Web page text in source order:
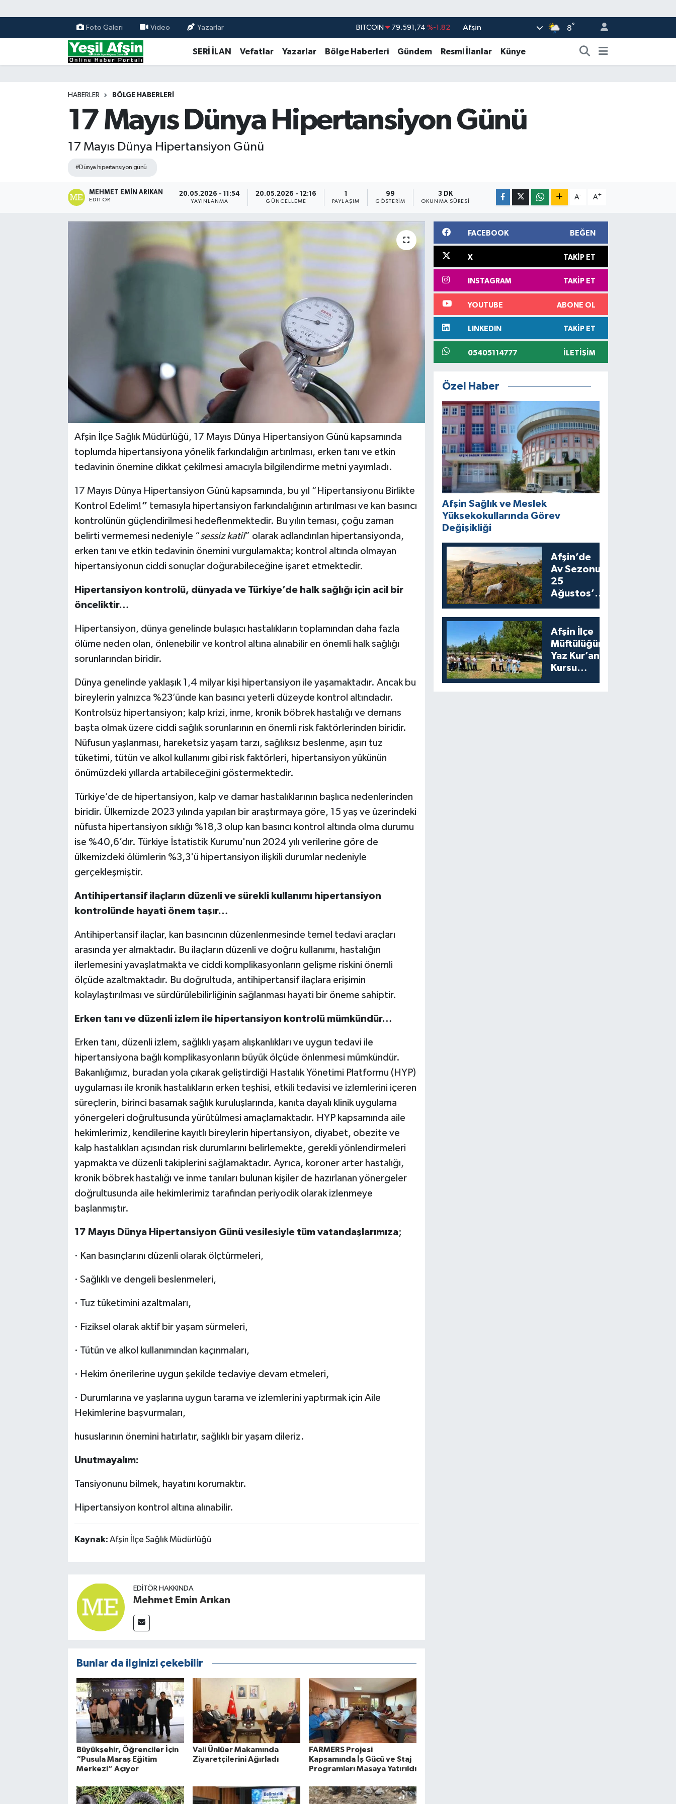
Foto Galeri Video Yazarlar DOLAR 45,43620 %0.02
STERLİN 61,60380 %0.18
BITCOIN 79.591,74 %-1.82
Afşin 8°
SERİ İLAN Vefatlar Yazarlar Bölge Haberleri Gündem Resmi İlanlar Künye
HABERLER BÖLGE HABERLERI
17 Mayıs Dünya Hipertansiyon Günü
17 Mayıs Dünya Hipertansiyon Günü
#Dünya hipertansiyon günü
MEHMET EMIN ARIKAN
EDITÖR
20.05.2026 - 11:54
YAYINLANMA
20.05.2026 - 12:16
GÜNCELLEME
1
PAYLAŞIM
99
GÖSTERIM
3 DK
OKUNMA SÜRESI
A- A+
Afşin İlçe Sağlık Müdürlüğü, 17 Mayıs Dünya Hipertansiyon Günü kapsamında
toplumda hipertansiyona yönelik farkındalığın artırılması, erken tanı ve etkin
tedavinin önemine dikkat çekilmesi amacıyla bilgilendirme metni yayımladı.
17 Mayıs Dünya Hipertansiyon Günü kapsamında, bu yıl “Hipertansiyonu Birlikte
Kontrol Edelim!” temasıyla hipertansiyon farkındalığının artırılması ve kan basıncı
kontrolünün güçlendirilmesi hedeflenmektedir. Bu yılın teması, çoğu zaman
belirti vermemesi nedeniyle “sessiz katil” olarak adlandırılan hipertansiyonda,
erken tanı ve etkin tedavinin önemini vurgulamakta; kontrol altında olmayan
hipertansiyonun ciddi sonuçlar doğurabileceğine işaret etmektedir.
Hipertansiyon kontrolü, dünyada ve Türkiye’de halk sağlığı için acil bir
önceliktir…
Hipertansiyon, dünya genelinde bulaşıcı hastalıkların toplamından daha fazla
ölüme neden olan, önlenebilir ve kontrol altına alınabilir en önemli halk sağlığı
sorunlarından biridir.
Dünya genelinde yaklaşık 1,4 milyar kişi hipertansiyon ile yaşamaktadır. Ancak bu
bireylerin yalnızca %23’ünde kan basıncı yeterli düzeyde kontrol altındadır.
Kontrolsüz hipertansiyon; kalp krizi, inme, kronik böbrek hastalığı ve demans
başta olmak üzere ciddi sağlık sorunlarının en önemli risk faktörlerinden biridir.
Nüfusun yaşlanması, hareketsiz yaşam tarzı, sağlıksız beslenme, aşırı tuz
tüketimi, tütün ve alkol kullanımı gibi risk faktörleri, hipertansiyon yükünün
önümüzdeki yıllarda artabileceğini göstermektedir.
Türkiye’de de hipertansiyon, kalp ve damar hastalıklarının başlıca nedenlerinden
biridir. Ülkemizde 2023 yılında yapılan bir araştırmaya göre, 15 yaş ve üzerindeki
nüfusta hipertansiyon sıklığı %18,3 olup kan basıncı kontrol altında olma durumu
ise %40,6’dır. Türkiye İstatistik Kurumu'nun 2024 yılı verilerine göre de
ülkemizdeki ölümlerin %3,3'ü hipertansiyon ilişkili durumlar nedeniyle
gerçekleşmiştir.
Antihipertansif ilaçların düzenli ve sürekli kullanımı hipertansiyon
kontrolünde hayati önem taşır…
Antihipertansif ilaçlar, kan basıncının düzenlenmesinde temel tedavi araçları
arasında yer almaktadır. Bu ilaçların düzenli ve doğru kullanımı, hastalığın
ilerlemesini yavaşlatmakta ve ciddi komplikasyonların gelişme riskini önemli
ölçüde azaltmaktadır. Bu doğrultuda, antihipertansif ilaçlara erişimin
kolaylaştırılması ve sürdürülebilirliğinin sağlanması hayati bir öneme sahiptir.
Erken tanı ve düzenli izlem ile hipertansiyon kontrolü mümkündür…
Erken tanı, düzenli izlem, sağlıklı yaşam alışkanlıkları ve uygun tedavi ile
hipertansiyona bağlı komplikasyonların büyük ölçüde önlenmesi mümkündür.
Bakanlığımız, buradan yola çıkarak geliştirdiği Hastalık Yönetimi Platformu (HYP)
uygulaması ile kronik hastalıkların erken teşhisi, etkili tedavisi ve izlemlerini içeren
süreçlerin, birinci basamak sağlık kuruluşlarında, kanıta dayalı klinik uygulama
yönergeleri doğrultusunda yürütülmesi amaçlamaktadır. HYP kapsamında aile
hekimlerimiz, kendilerine kayıtlı bireylerin hipertansiyon, diyabet, obezite ve
kalp hastalıkları açısından risk durumlarını belirlemekte, gerekli yönlendirmeleri
yapmakta ve düzenli takiplerini sağlamaktadır. Ayrıca, koroner arter hastalığı,
kronik böbrek hastalığı ve inme tanıları bulunan kişiler de hazırlanan yönergeler
doğrultusunda aile hekimlerimiz tarafından periyodik olarak izlenmeye
başlanmıştır.
17 Mayıs Dünya Hipertansiyon Günü vesilesiyle tüm vatandaşlarımıza;
· Kan basınçlarını düzenli olarak ölçtürmeleri,
· Sağlıklı ve dengeli beslenmeleri,
· Tuz tüketimini azaltmaları,
· Fiziksel olarak aktif bir yaşam sürmeleri,
· Tütün ve alkol kullanımından kaçınmaları,
· Hekim önerilerine uygun şekilde tedaviye devam etmeleri,
· Durumlarına ve yaşlarına uygun tarama ve izlemlerini yaptırmak için Aile
Hekimlerine başvurmaları,
hususlarının önemini hatırlatır, sağlıklı bir yaşam dileriz.
Unutmayalım:
Tansiyonunu bilmek, hayatını korumaktır.
Hipertansiyon kontrol altına alınabilir.
Kaynak: Afşin İlçe Sağlık Müdürlüğü
EDITÖR HAKKINDA
Mehmet Emin Arıkan
Bunlar da ilginizi çekebilir
Büyükşehir, Öğrenciler İçin
“Pusula Maraş Eğitim
Merkezi” Açıyor
Vali Ünlüer Makamında
Ziyaretçilerini Ağırladı
FARMERS Projesi
Kapsamında İş Gücü ve Staj
Programları Masaya Yatırıldı
FACEBOOK BEĞEN
X TAKIP ET
INSTAGRAM TAKIP ET
YOUTUBE ABONE OL
LINKEDIN TAKIP ET
05405114777 İLETIŞIM
Özel Haber
Afşin Sağlık ve Meslek
Yüksekokullarında Görev
Değişikliği
Afşin’de
Av Sezonu
25
Ağustos’ta
Avıyla
Açılıyor
Afşin İlçe
Müftülüğünden
Yaz Kur’an
Kursu
Vefatlar
Kahramanmaraş Nöbetçi Eczaneler
Kahramanmaraş Hava Durumu
Kahramanmaraş Namaz Vakitleri
Kahramanmaraş Trafik Yoğunluk Haritası
Süper Lig Puan Durumu ve Fikstür
Tüm Manşetler
Son Dakika Haberleri